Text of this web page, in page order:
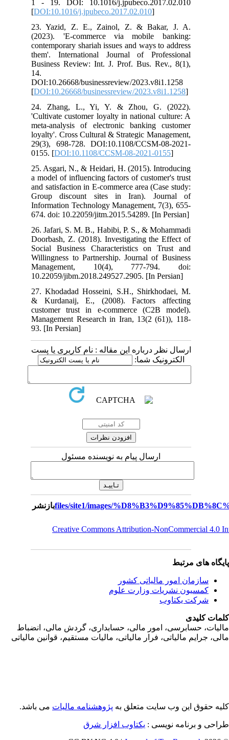
1 - 19. DOI: 10.1016/j.jpubeco.2017.02.010
[DOI:10.1016/j.jpubeco.2017.02.010
23. Yazid, Z. E., Zainol, Z. & Bakar, J. A.
(2023). 'E-commerce via mobile banking:
contemporary shariah issues and ways to address
them'. International Journal of Professional
Business Review: Int. J. Prof. Bus. Rev., 8(1),
14.
DOI:10.26668/businessreview/2023.v8i1.1258
[DOI:10.26668/businessreview/2023.v8i1.1258
24. Zhang, L., Yi, Y. & Zhou, G. (2022).
'Cultivate customer loyalty in national culture: A
meta-analysis of electronic banking customer
loyalty'. Cross Cultural & Strategic Management,
29(3), 698-728. DOI:10.1108/CCSM-08-2021-
0155. [DOI:10.1108/CCSM-08-2021-0155
25. Asgari, N., & Heidari, H. (2015). Introducing
a model of influencing factors of customer's trust
and satisfaction in E-commerce area (Case study:
Group discount sites in Iran). Journal of
Information Technology Management, 7(3), 655-
674. doi: 10.22059/jitm.2015.54289. [In Persian]
26. Jafari, S. M. B., Habibi, P. S., & Mohammadi
Doorbash, Z. (2018). Investigating the Effect of
Social Business Characteristics on Trust and
Willingness to Partnership. Journal of Business
Management, 10(4), 777-794. doi:
10.22059/jibm.2018.249527.2905. [In Persian]
27. Khodadad Hosseini, S.H., Shirkhodaei, M.
& Kurdanaij, E., (2008). Factors affecting
customer trust in e-commerce (C2B model).
Management Research in Iran, 13(2 (61)), 118-
93. [In Persian]
ارسال نظر درباره این مقاله : نام کاربری یا پست
الکترونیک شما:
ارسال پیام به نویسنده مسئول
بازنشر
Creative Commons Attribution-NonCommercial 4.0
های مرتبط
سازمان امور مالياتی کشور
کمسیون نشریات وزارت علوم
شرکت یکتاوب
کلیدی
حسابرسی، امور مالی، حسابداری، گردش مالی، انضباط
جرايم مالياتی، فرار مالياتی، ماليات مستقيم، قوانين مالياتی
حقوق این وب سایت متعلق بهپژوهشنامه مالیاتمی باشد.
و برنامه نویسی : یکتاوب افزار شرق